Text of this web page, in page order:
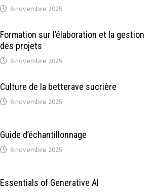
6 novembre 2025
Formation sur l’élaboration et la gestion
des projets
6 novembre 2025
Culture de la betterave sucrière
6 novembre 2025
Guide d’échantillonnage
6 novembre 2025
Essentials of Generative AI